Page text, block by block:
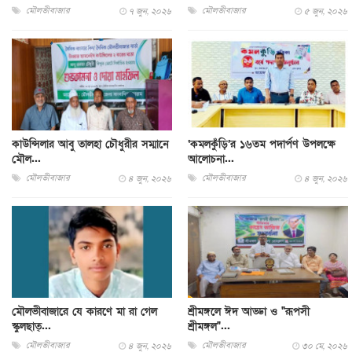
মৌলভীবাজার ৭ জুন, ২০২৬ মৌলভীবাজার ৫ জুন, ২০২৬
কাউন্সিলার আবু তালহা চৌধুরীর সম্মানে
মৌল...
মৌলভীবাজার ৪ জুন, ২০২৬
‘কমলকুঁড়ি’র ১৬তম পদার্পণ উপলক্ষে
আলোচনা...
মৌলভীবাজার ৪ জুন, ২০২৬
মৌলভীবাজারে যে কারণে মা রা গেল
স্কুলছাত্...
মৌলভীবাজার ৪ জুন, ২০২৬
শ্রীমঙ্গলে ঈদ আড্ডা ও "রূপসী
শ্রীমঙ্গল"...
মৌলভীবাজার ৩০ মে, ২০২৬